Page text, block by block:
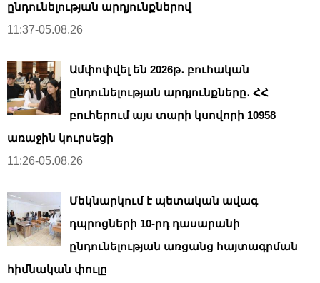
ընդունելության արդյունքներով
11:37-05.08.26
Ամփոփվել են 2026թ․ բուհական
ընդունելության արդյունքները․ ՀՀ
բուհերում այս տարի կսովորի 10958
առաջին կուրսեցի
11:26-05.08.26
Մեկնարկում է պետական ավագ
դպրոցների 10-րդ դասարանի
ընդունելության առցանց հայտագրման
հիմնական փուլը